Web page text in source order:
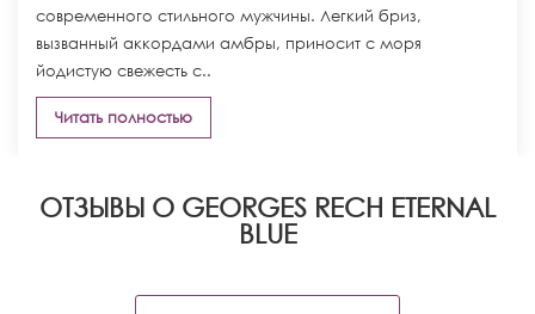
современного стильного мужчины. Легкий бриз,
вызванный аккордами амбры, приносит с моря
йодистую свежесть с..
Читать полностью
ОТЗЫВЫ О GEORGES RECH ETERNAL
BLUE